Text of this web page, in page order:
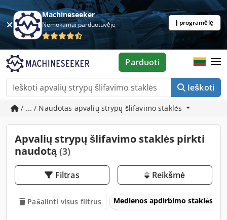
Machineseeker
Nemokamai parduotuvėje Į programėlę
Ieškoti
Parduoti
/ ... / Naudotas apvalių strypų šlifavimo staklės
Apvalių strypų šlifavimo staklės pirkti
naudotą(3)
Filtras Reikšmė
Pašalinti visus filtrus Medienos apdirbimo staklės